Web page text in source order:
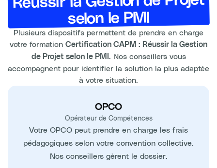
selon le PMI
Plusieurs dispositifs permettent de prendre en charge
votre formation Certification CAPM : Réussir la Gestion
de Projet selon le PMI . Nos conseillers vous
accompagnent pour identifier la solution la plus adaptée
à votre situation.
OPCO
Opérateur de Compétences
Votre OPCO peut prendre en charge les frais
pédagogiques selon votre convention collective.
Nos conseillers gèrent le dossier.